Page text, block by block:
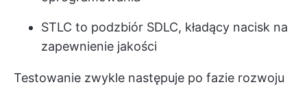
STLC to podzbiór SDLC, kładący nacisk na
zapewnienie jakości
Testowanie zwykle następuje po fazie rozwoju